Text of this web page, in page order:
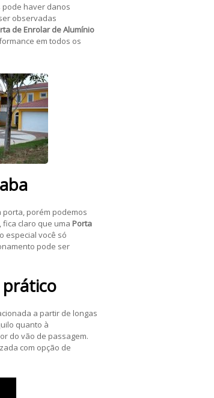
pode haver danos
observadas
de Enrolar de Alumínio
em todos os
porém podemos
claro que uma Porta
especial você só
pode ser
prático
a partir de longas
quanto à
do vão de passagem.
com opção de